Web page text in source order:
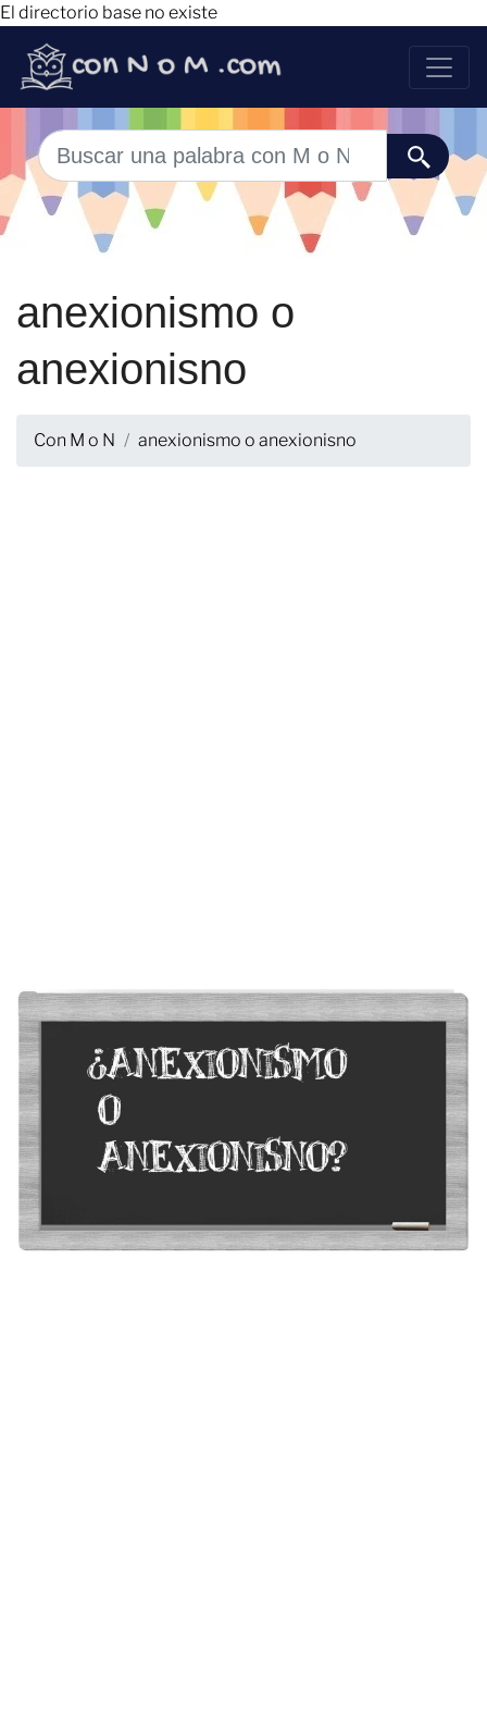
El directorio base no existe
anexionismo o
anexionisno
Con M o N anexionismo o anexionisno